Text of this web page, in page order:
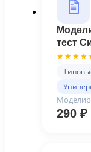
тест
290 ₽